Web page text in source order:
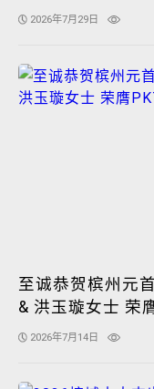
2026年7月29日
至诚恭贺槟州元
& 洪玉璇女士 荣
2026年7月14日